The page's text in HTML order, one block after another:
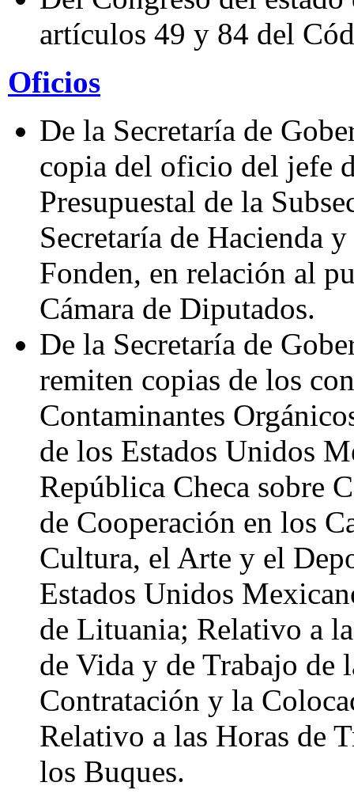
artículos 49 y 84 del
Oficios
De la Secretaría de
copia del oficio del jefe
Presupuestal de la
Secretaría de Hacienda
Fonden, en relación al
Cámara de Diputados.
De la Secretaría de
remiten copias de los
Contaminantes
de los Estados Unidos
República Checa sobre
de Cooperación en los
Cultura, el Arte y el
Estados Unidos
de Lituania; Relativo a
de Vida y de Trabajo de
Contratación y la
Relativo a las Horas de
los Buques.